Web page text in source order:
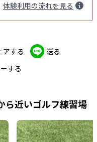
体験利用の流れを見る
アする
送る
する
ら近いゴルフ練習場